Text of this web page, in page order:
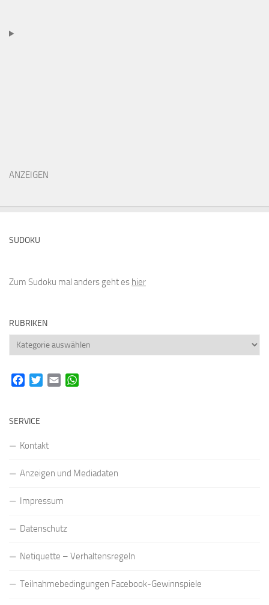
ANZEIGEN
SUDOKU
Zum Sudoku mal anders geht es hier
RUBRIKEN
Rubriken
FacebookTwitterEmail
SERVICE
Kontakt
Anzeigen und Mediadaten
Impressum
Datenschutz
Netiquette – Verhaltensregeln
Teilnahmebedingungen Facebook-Gewinnspiele